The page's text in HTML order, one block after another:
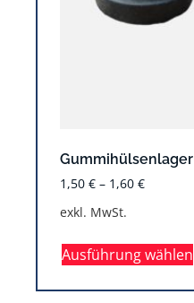
Gummihülsenlager
1,50 € – 1,60 €
exkl. MwSt.
Ausführung wählen